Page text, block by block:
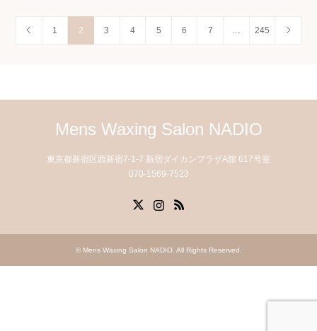
1 2 3 4 5 6 7 245
Mens Waxing Salon NADIO
東京都新宿区西新宿7-1-7 新宿ダイカンプラザA館 617号室
070-1569-7523
© Mens Waxing Salon NADIO. All Rights Reserved.